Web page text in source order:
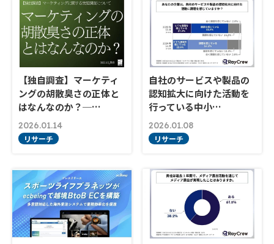
【独自調査】マーケティ
ングの胡散臭さの正体と
はなんなのか？─…
2026.01.14
リサーチ
自社のサービスや製品の
認知拡大に向けた活動を
行っている中小…
2026.01.08
リサーチ